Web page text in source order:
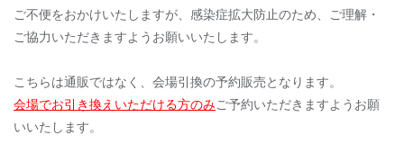
ご不便をおかけいたしますが、感染症拡大防止のため、ご理解・
ご協力いただきますようお願いいたします。
こちらは通販ではなく、会場引換の予約販売となります。
会場でお引き換えいただける方のみご予約いただきますようお願
いいたします。